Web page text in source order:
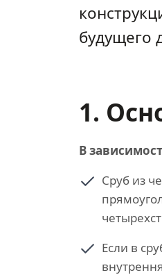
будущего
1.
В
Сруб из
Если в